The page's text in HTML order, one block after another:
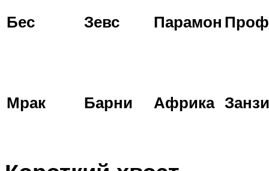
Бес Зевс Парамон
Мрак Барни Африка